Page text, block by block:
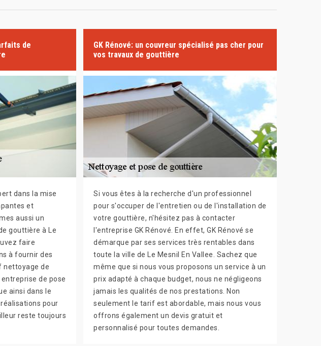
de
dans la mise
et
aussi un
gouttière à Le
faire
à fournir des
nettoyage de
de pose
ainsi dans le
pour
reste toujours
GK Rénové: un couvreur spécialisé pas cher pour
vos travaux de gouttière
Si vous êtes à la recherche d'un professionnel
pour s'occuper de l'entretien ou de l'installation de
votre gouttière, n'hésitez pas à contacter
l'entreprise GK Rénové. En effet, GK Rénové se
démarque par ses services très rentables dans
toute la ville de Le Mesnil En Vallee. Sachez que
même que si nous vous proposons un service à un
prix adapté à chaque budget, nous ne négligeons
jamais les qualités de nos prestations. Non
seulement le tarif est abordable, mais nous vous
offrons également un devis gratuit et
personnalisé pour toutes demandes.